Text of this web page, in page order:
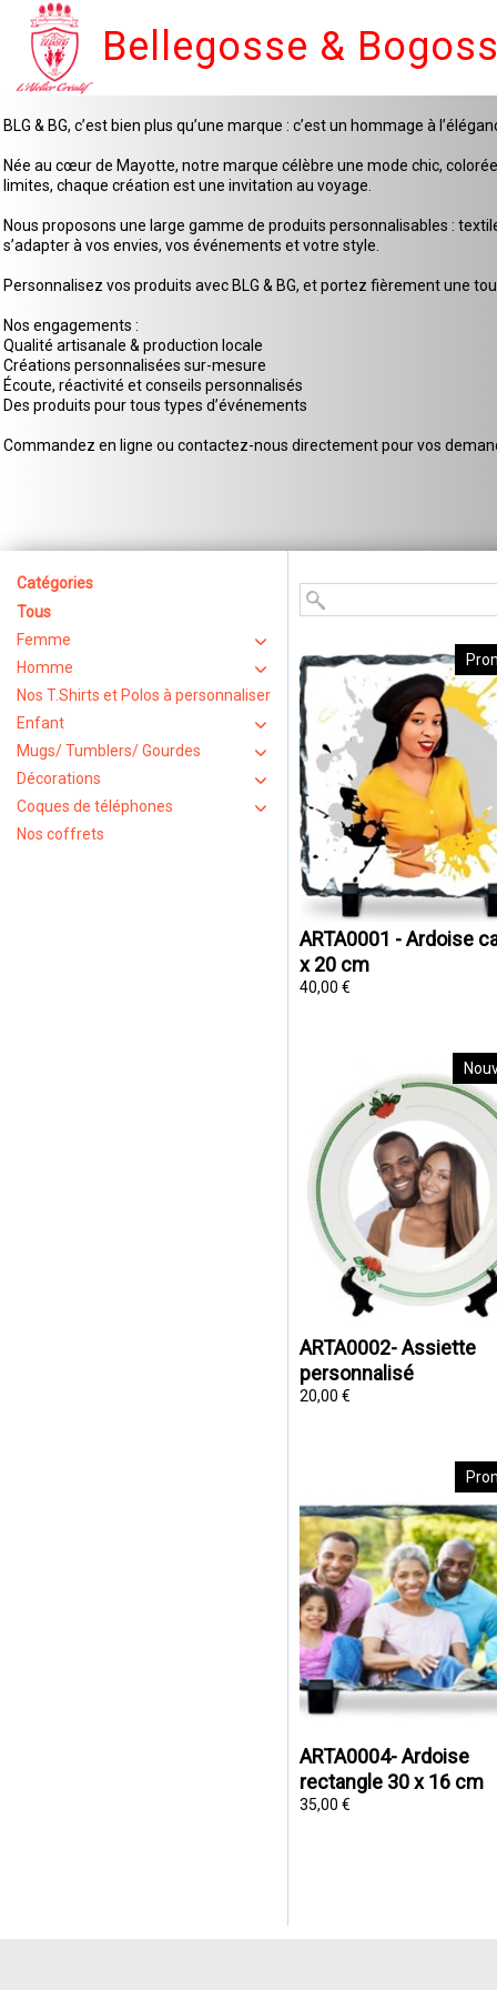
Bellegosse &
BLG & BG, c’est bien plus qu’une marque : c’est un hommage à
Née au cœur de Mayotte, notre marque célèbre une mode chic,
limites, chaque création est une invitation au voyage.
Nous proposons une large gamme de produits personnalisables :
s’adapter à vos envies, vos événements et votre style.
Personnalisez vos produits avec BLG & BG, et portez fièrement une
Nos engagements :
Qualité artisanale & production locale
Créations personnalisées sur-mesure
Écoute, réactivité et conseils personnalisés
Des produits pour tous types d’événements
Commandez en ligne ou contactez-nous directement pour vos
Catégories
Tous
Femme
Homme
Nos T.Shirts et Polos à personnaliser
Enfant
Mugs/ Tumblers/ Gourdes
Décorations
Coques de téléphones
Nos coffrets
ARTA0001 - Ardoise
x 20 cm
40,00 €
ARTA0002- Assiette
personnalisé
20,00 €
ARTA0004- Ardoise
rectangle 30 x 16 cm
35,00 €